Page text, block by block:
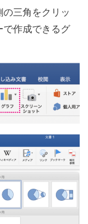
の三角をクリッ
で作成できるグ